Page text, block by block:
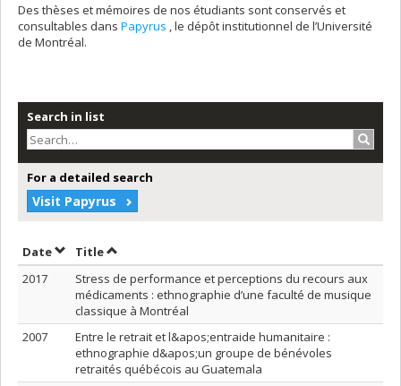
Des thèses et mémoires de nos étudiants sont conservés et
consultables dans Papyrus , le dépôt institutionnel de l’Université
de Montréal.
Search in list
For a detailed search
Visit Papyrus
DateSort by date in descending order
TitleSort by title in descending order
2017
Stress de performance et perceptions du recours aux
médicaments : ethnographie d’une faculté de musique
classique à Montréal
2007
Entre le retrait et l&apos;entraide humanitaire :
ethnographie d&apos;un groupe de bénévoles
retraités québécois au Guatemala